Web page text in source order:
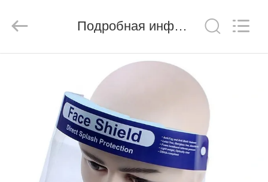
ПРОДУКТЫ
Co.,
Reserved.
Подробная информация о продукте